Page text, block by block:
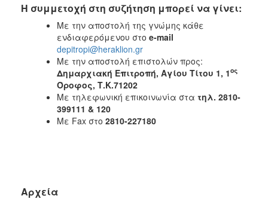
Η συμμετοχή στη συζήτηση μπορεί να γίνει:
Με την αποστολή της γνώμης κάθε
ενδιαφερόμενου στο e-mail
depitropi@heraklion.gr
Με την αποστολή επιστολών προς:
Δημαρχιακή Επιτροπή, Αγίου Τίτου 1, 1ος
Όροφος, Τ.Κ.71202
Με τηλεφωνική επικοινωνία στα τηλ. 2810-
399111 & 120
Με Fax στο 2810-227180
Αρχεία